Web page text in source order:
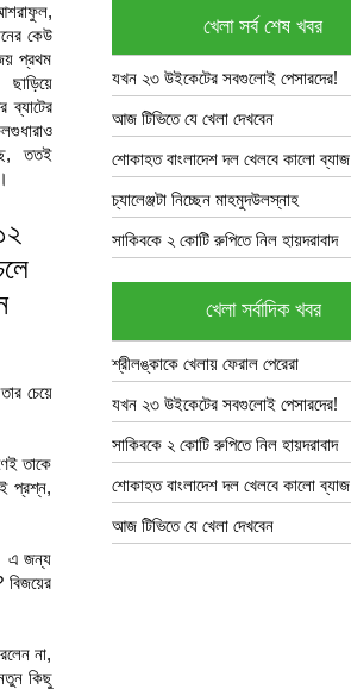
কেউ
প্রথম
ততই
চেয়ে
তাকে
প্রশ্ন,
এ জন্য
না,
কিছু
খেলা সর্ব শেষ খবর
যখন ২৩ উইকেটের সবগুলোই পেসারদের!
আজ টিভিতে যে খেলা দেখবেন
শোকাহত বাংলাদেশ দল খেলবে কালো ব্যাজ
চ্যালেঞ্জটা নিচ্ছেন মাহমুদউলস্নাহ
সাকিবকে ২ কোটি রুপিতে নিল হায়দরাবাদ
খেলা সর্বাদিক খবর
শ্রীলঙ্কাকে খেলায় ফেরাল পেরেরা
যখন ২৩ উইকেটের সবগুলোই পেসারদের!
সাকিবকে ২ কোটি রুপিতে নিল হায়দরাবাদ
শোকাহত বাংলাদেশ দল খেলবে কালো ব্যাজ
আজ টিভিতে যে খেলা দেখবেন